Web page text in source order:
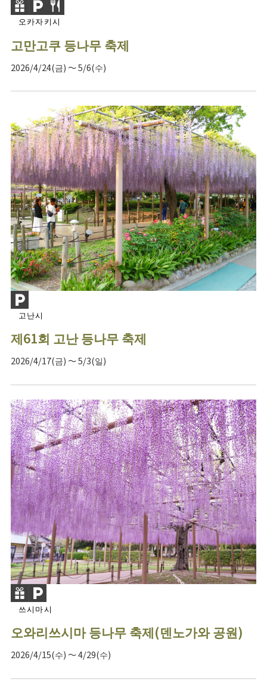
오카자키시
고만고쿠 등나무 축제
2026/4/24(금) ～ 5/6(수)
고난시
제61회 고난 등나무 축제
2026/4/17(금) ～ 5/3(일)
쓰시마시
오와리쓰시마 등나무 축제(덴노가와 공원)
2026/4/15(수) ～ 4/29(수)